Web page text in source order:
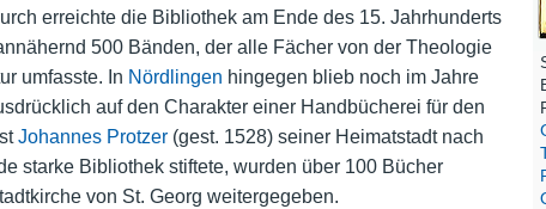
erreichte die Bibliothek am Ende des 15. Jahrhunderts
500 Bänden, der alle Fächer von der Theologie
umfasste. In Nördlingen hingegen blieb noch im Jahre
auf den Charakter einer Handbücherei für den
Johannes Protzer(gest. 1528) seiner Heimatstadt nach
starke Bibliothek stiftete, wurden über 100 Bücher
von St. Georg weitergegeben.